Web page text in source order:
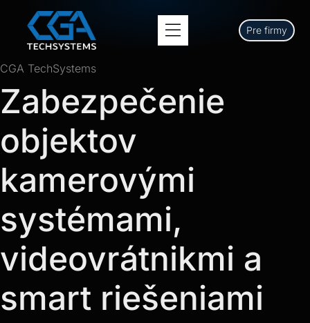
Pre firmy
CGA TechSystems
Zabezpečenie
objektov
kamerovými
systémami,
videovrátnikmi a
smart riešeniami